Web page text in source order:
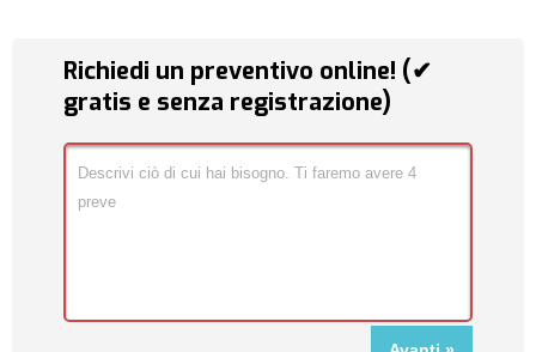
Richiedi un preventivo online! (✔
gratis e senza registrazione)